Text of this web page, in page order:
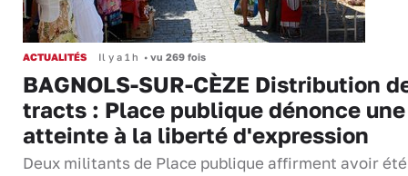
ACTUALITÉS Il y a 1 h • vu 269 fois
BAGNOLS-SUR-CÈZE Distribution
tracts : Place publique dénonce une
atteinte à la liberté d'expression
Deux militants de Place publique affirment avoir été